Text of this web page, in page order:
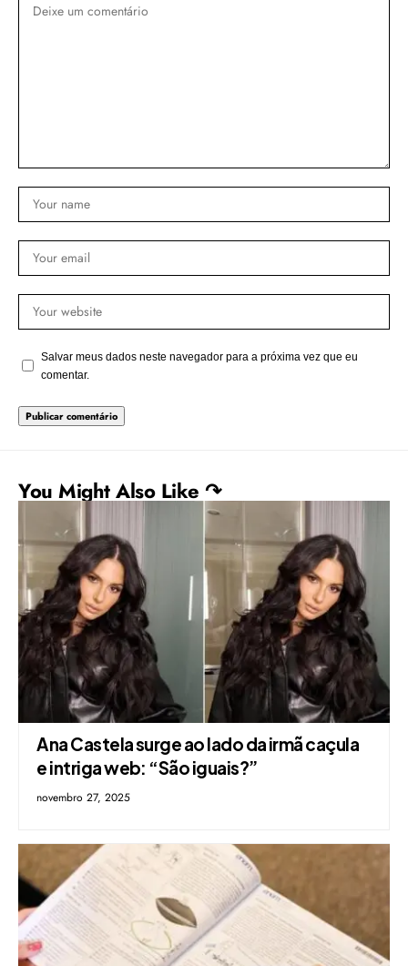
Salvar meus dados neste navegador para a próxima vez que eu
comentar.
You Might Also Like ↷
Ana Castela surge ao lado da irmã caçula
e intriga web: “São iguais?”
novembro 27, 2025